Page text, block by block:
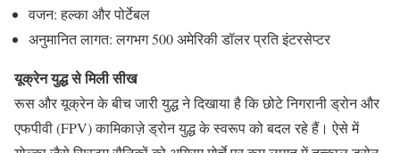
वजन: हल्का और पोर्टेबल
अनुमानित लागत: लगभग 500 अमेरिकी डॉलर प्रति इंटरसेप्टर
यूक्रेन युद्ध से मिली सीख
रूस और यूक्रेन के बीच जारी युद्ध ने दिखाया है कि छोटे निगरानी ड्रोन और
एफपीवी (FPV) कामिकाज़े ड्रोन युद्ध के स्वरूप को बदल रहे हैं। ऐसे में